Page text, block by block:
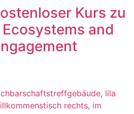
Kurs zu
Ecosystems and